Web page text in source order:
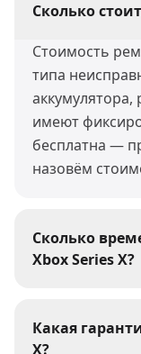
Сколько
Стоимость
типа
аккумулятора,
имеют
бесплатна —
назовём
Сколько
Xbox Series X?
выполняем за
(пайка,
Какая
X?